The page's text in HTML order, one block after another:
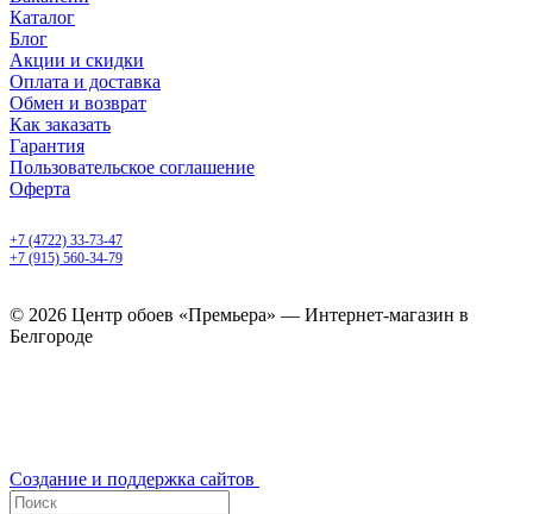
Каталог
Блог
Акции и скидки
Оплата и доставка
Обмен и возврат
Как заказать
Гарантия
Пользовательское соглашение
Оферта
+7 (4722) 33-73-47
+7 (915) 560-34-79
© 2026 Центр обоев «Премьера» — Интернет-магазин в
Белгороде
Создание и поддержка сайтов